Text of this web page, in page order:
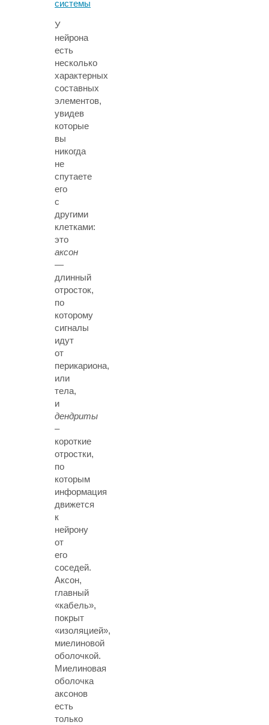
У
нейрона
есть
несколько
характерных
составных
элементов,
увидев
которые
вы
никогда
не
спутаете
его
с
другими
клетками:
это
аксон
—
длинный
отросток,
по
которому
сигналы
идут
от
перикариона,
или
тела,
и
дендриты
–
короткие
отростки,
по
которым
информация
движется
к
нейрону
от
его
соседей.
Аксон,
главный
«кабель»,
покрыт
«изоляцией»,
миелиновой
оболочкой.
Миелиновая
оболочка
аксонов
есть
только